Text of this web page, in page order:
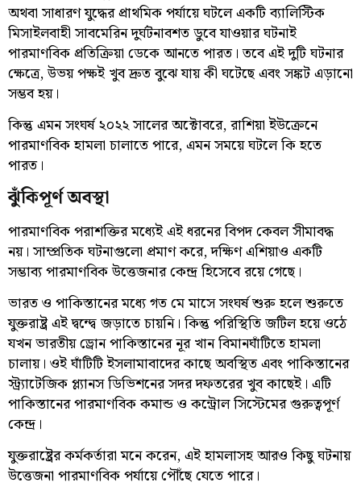
অথবা সাধারণ যুদ্ধের প্রাথমিক পর্যায়ে ঘটলে একটি ব্যালিস্টিক
মিসাইলবাহী সাবমেরিন দুর্ঘটনাবশত ডুবে যাওয়ার ঘটনাই
পারমাণবিক প্রতিক্রিয়া ডেকে আনতে পারত। তবে এই দুটি ঘটনার
ক্ষেত্রে, উভয় পক্ষই খুব দ্রুত বুঝে যায় কী ঘটেছে এবং সঙ্কট এড়ানো
সম্ভব হয়।
কিন্তু এমন সংঘর্ষ ২০২২ সালের অক্টোবরে, রাশিয়া ইউক্রেনে
পারমাণবিক হামলা চালাতে পারে, এমন সময়ে ঘটলে কি হতে
পারত।
ঝুঁকিপূর্ণ অবস্থা
পারমাণবিক পরাশক্তির মধ্যেই এই ধরনের বিপদ কেবল সীমাবদ্ধ
নয়। সাম্প্রতিক ঘটনাগুলো প্রমাণ করে, দক্ষিণ এশিয়াও একটি
সম্ভাব্য পারমাণবিক উত্তেজনার কেন্দ্র হিসেবে রয়ে গেছে।
ভারত ও পাকিস্তানের মধ্যে গত মে মাসে সংঘর্ষ শুরু হলে শুরুতে
যুক্তরাষ্ট্র এই দ্বন্দ্বে জড়াতে চায়নি। কিন্তু পরিস্থিতি জটিল হয়ে ওঠে
যখন ভারতীয় ড্রোন পাকিস্তানের নূর খান বিমানঘাঁটিতে হামলা
চালায়। ওই ঘাঁটিটি ইসলামাবাদের কাছে অবস্থিত এবং পাকিস্তানের
স্ট্র্যাটেজিক প্ল্যানস ডিভিশনের সদর দফতরের খুব কাছেই। এটি
পাকিস্তানের পারমাণবিক কমান্ড ও কন্ট্রোল সিস্টেমের গুরুত্বপূর্ণ
কেন্দ্র।
যুক্তরাষ্ট্রের কর্মকর্তারা মনে করেন, এই হামলাসহ আরও কিছু ঘটনায়
উত্তেজনা পারমাণবিক পর্যায়ে পৌঁছে যেতে পারে।